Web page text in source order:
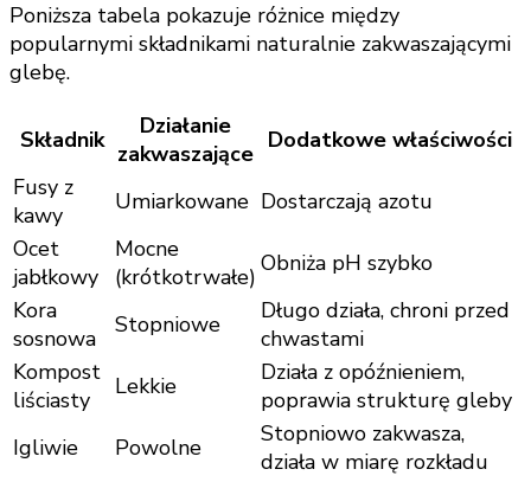
Poniższa tabela pokazuje różnice między
popularnymi składnikami naturalnie zakwaszającymi
glebę.
Składnik
Działanie
zakwaszające Dodatkowe właściwości
Fusy z
kawy
Umiarkowane Dostarczają azotu
Ocet
jabłkowy
Mocne
(krótkotrwałe) Obniża pH szybko
Kora
sosnowa
Stopniowe
Długo działa, chroni przed
chwastami
Kompost
liściasty
Lekkie
Działa z opóźnieniem,
poprawia strukturę gleby
Igliwie
Powolne
Stopniowo zakwasza,
działa w miarę rozkładu